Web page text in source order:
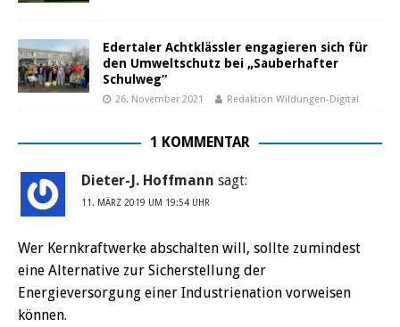
Edertaler Achtklässler engagieren sich für
den Umweltschutz bei „Sauberhafter
Schulweg“
26. November 2021 Redaktion Wildungen-Digital
1 KOMMENTAR
Dieter-J. Hoffmann sagt:
11. MÄRZ 2019 UM 19:54 UHR
Wer Kernkraftwerke abschalten will, sollte zumindest
eine Alternative zur Sicherstellung der
Energieversorgung einer Industrienation vorweisen
können.